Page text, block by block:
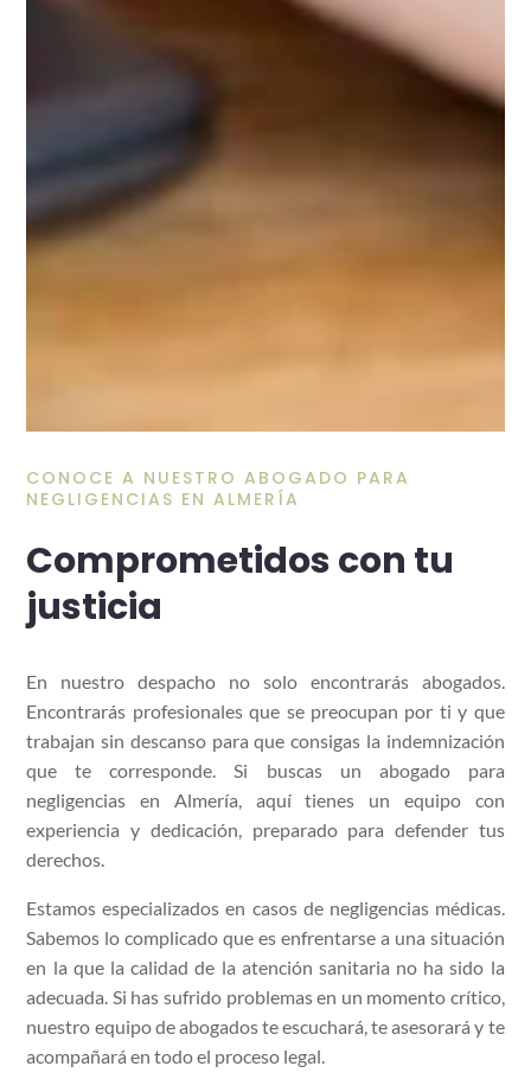
CONOCE A NUESTRO ABOGADO PARA
NEGLIGENCIAS EN ALMERÍA
Comprometidos con tu
justicia
En nuestro despacho no solo encontrarás abogados.
Encontrarás profesionales que se preocupan por ti y que
trabajan sin descanso para que consigas la indemnización
que te corresponde. Si buscas un abogado para
negligencias en Almería, aquí tienes un equipo con
experiencia y dedicación, preparado para defender tus
derechos.
Estamos especializados en casos de negligencias médicas.
Sabemos lo complicado que es enfrentarse a una situación
en la que la calidad de la atención sanitaria no ha sido la
adecuada. Si has sufrido problemas en un momento crítico,
nuestro equipo de abogados te escuchará, te asesorará y te
acompañará en todo el proceso legal.